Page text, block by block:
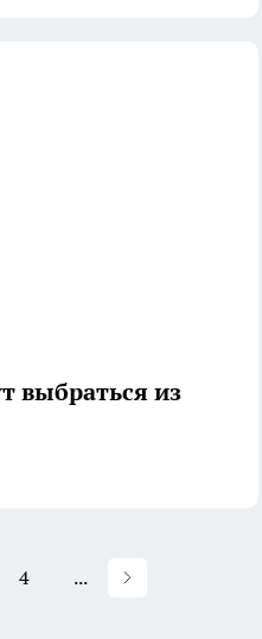
выбраться из
4 ...